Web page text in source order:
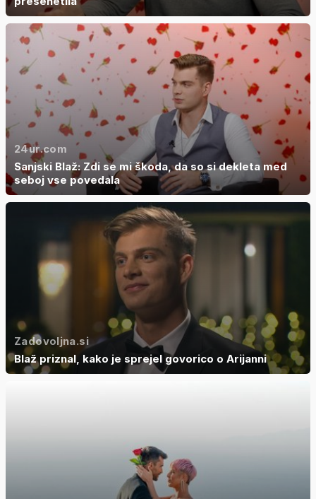
24ur.com
Sanjski Blaž: Zdi se mi škoda, da so si dekleta med
seboj vse povedala
Zadovoljna.si
Blaž priznal, kako je sprejel govorico o Arijanni